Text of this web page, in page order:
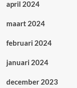
april 2024
maart 2024
februari 2024
januari 2024
december 2023